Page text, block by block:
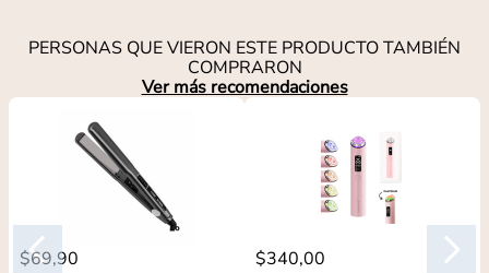
PERSONAS QUE VIERON ESTE PRODUCTO TAMBIÉN
COMPRARON
Ver más recomendaciones
$69,90 $340,00